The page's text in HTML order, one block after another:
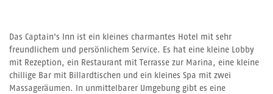
Das Captain's Inn ist ein kleines charmantes Hotel mit sehr
freundlichem und persönlichem Service. Es hat eine kleine Lobby
mit Rezeption, ein Restaurant mit Terrasse zur Marina, eine kleine
chillige Bar mit Billardtischen und ein kleines Spa mit zwei
Massageräumen. In unmittelbarer Umgebung gibt es eine